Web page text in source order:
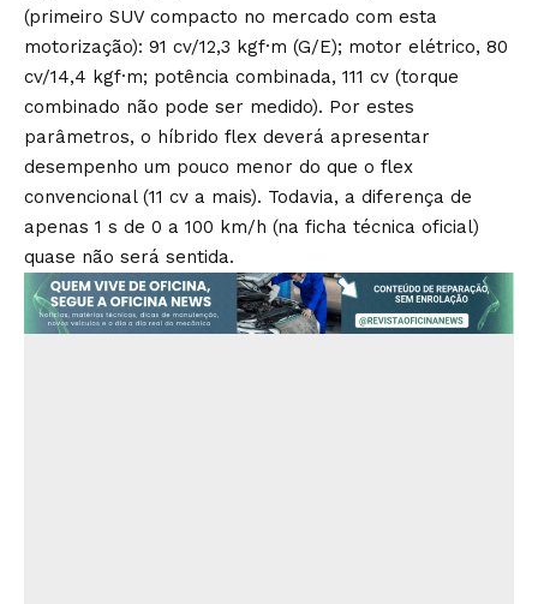
(primeiro SUV compacto no mercado com esta
motorização): 91 cv/12,3 kgf·m (G/E); motor elétrico, 80
cv/14,4 kgf·m; potência combinada, 111 cv (torque
combinado não pode ser medido). Por estes
parâmetros, o híbrido flex deverá apresentar
desempenho um pouco menor do que o flex
convencional (11 cv a mais). Todavia, a diferença de
apenas 1 s de 0 a 100 km/h (na ficha técnica oficial)
quase não será sentida.